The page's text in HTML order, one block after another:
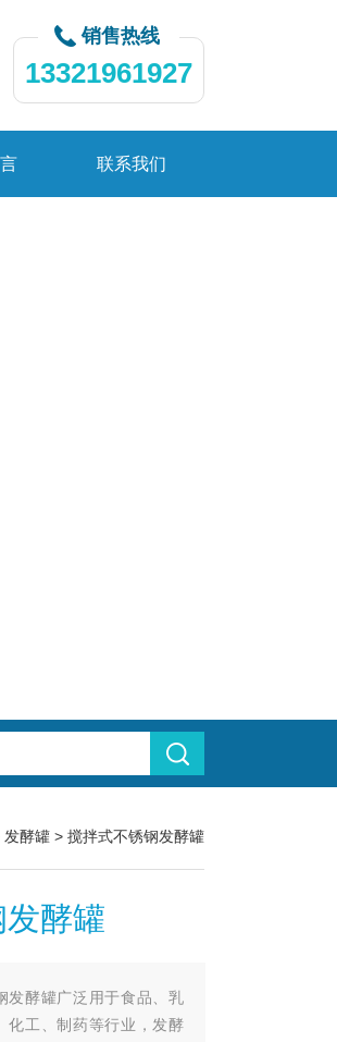
销售热线
13321961927
联系我们
发酵罐 > 搅拌式不锈钢发酵罐
酵罐
发酵罐广泛用于食品、乳
化工、制药等行业，发酵